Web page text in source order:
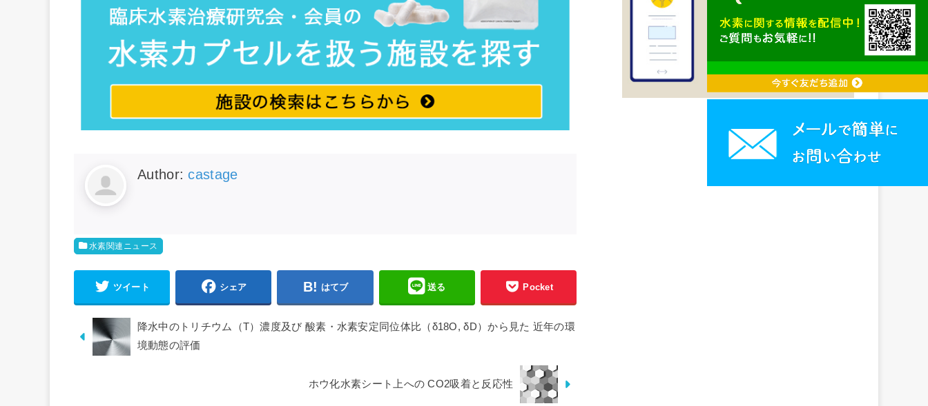
Author:castage
水素関連ニュース
ツイート シェア はてブ 送る Pocket
降水中のトリチウム（T）濃度及び 酸素・水素安定同位体比（δ18O, δD）から見た 近年の環
境動態の評価
ホウ化水素シート上への CO2吸着と反応性